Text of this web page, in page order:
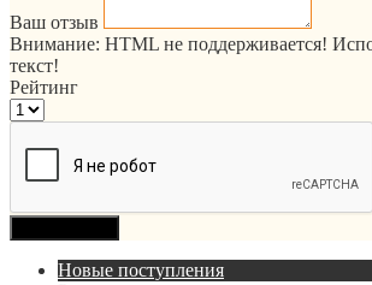
Ваш отзыв
Внимание: HTML не поддерживается!
текст!
Рейтинг
Новые поступления